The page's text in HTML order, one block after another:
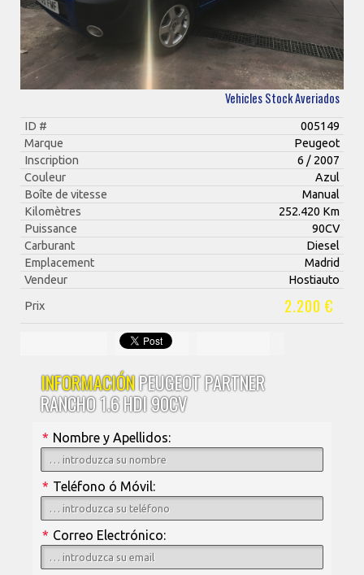
Vehicles Stock Averiados
ID #
005149
Marque
Peugeot
Inscription
6 / 2007
Couleur
Azul
Boîte de vitesse
Manual
Kilomètres
252.420 Km
Puissance
90CV
Carburant
Diesel
Emplacement
Madrid
Vendeur
Hostiauto
Prix
2.200 €
INFORMACIÓNPEUGEOT PARTNER
RANCHO 1.6 HDI 90CV
Nombre y Apellidos:
*
Teléfono ó Móvil:
*
Correo Electrónico:
*